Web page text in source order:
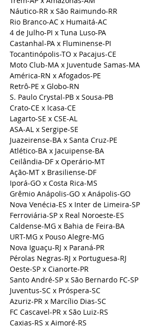
Náutico-RR x São Raimundo-RR
Rio Branco-AC x Humaitá-AC
4 de Julho-PI x Tuna Luso-PA
Castanhal-PA x Fluminense-PI
Tocantinópolis-TO x Pacajus-CE
Moto Club-MA x Juventude Samas-MA
América-RN x Afogados-PE
Retrô-PE x Globo-RN
S. Paulo Crystal-PB x Sousa-PB
Crato-CE x Icasa-CE
Lagarto-SE x CSE-AL
ASA-AL x Sergipe-SE
Juazeirense-BA x Santa Cruz-PE
Atlético-BA x Jacuipense-BA
Ceilândia-DF x Operário-MT
Ação-MT x Brasiliense-DF
Iporá-GO x Costa Rica-MS
Grêmio Anápolis-GO x Anápolis-GO
Nova Venécia-ES x Inter de Limeira-SP
Ferroviária-SP x Real Noroeste-ES
Caldense-MG x Bahia de Feira-BA
URT-MG x Pouso Alegre-MG
Nova Iguaçu-RJ x Paraná-PR
Pérolas Negras-RJ x Portuguesa-RJ
Oeste-SP x Cianorte-PR
Santo André-SP x São Bernardo FC-SP
Juventus-SC x Próspera-SC
Azuriz-PR x Marcílio Dias-SC
FC Cascavel-PR x São Luiz-RS
Caxias-RS x Aimoré-RS